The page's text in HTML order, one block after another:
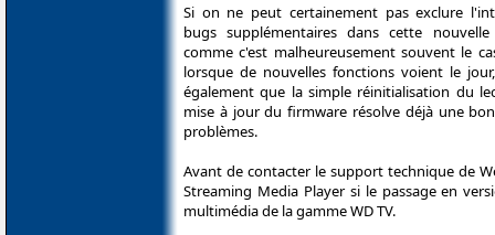
Si on ne peut certainement pas exclure
bugs supplémentaires dans cette
comme c'est malheureusement souvent le
lorsque de nouvelles fonctions voient le
également que la simple réinitialisation du
mise à jour du firmware résolve déjà une
problèmes.
Avant de contacter le support technique de
Streaming Media Player si le passage en
multimédia de la gamme WD TV.